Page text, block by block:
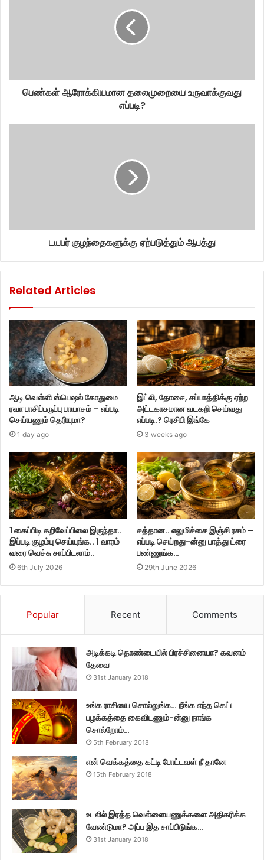
பெண்கள் ஆரோக்கியமான தலைமுறையை உருவாக்குவது
எப்படி?
டயபர் குழந்தைகளுக்கு ஏற்படுத்தும் ஆபத்து
Related Articles
ஆடி வெள்ளி ஸ்பெஷல் கோதுமை
ரவா பாசிப்பருப்பு பாயாசம் – எப்படி
செய்யணும் தெரியுமா?
1 day ago
இட்லி, தோசை, சப்பாத்திக்கு ஏற்ற
அட்டகாசமான வடகறி செய்வது
எப்படி.? ரெசிபி இங்கே
3 weeks ago
1 கைப்பிடி கறிவேப்பிலை இருந்தா..
இப்படி குழம்பு செய்யுங்க.. 1 வாரம்
வரை வெச்சு சாப்பிடலாம்..
6th July 2026
சத்தான.. எலுமிச்சை இஞ்சி ரசம் –
எப்படி செய்றது-ன்னு பாத்து ட்ரை
பண்ணுங்க…
29th June 2026
Popular Recent Comments
அடிக்கடி தொண்டையில் பிரச்சினையா? கவனம்
தேவை
31st January 2018
உங்க ராசியை சொல்லுங்க… நீங்க எந்த கெட்ட
பழக்கத்தை கைவிடணும்-ன்னு நாங்க
சொல்றோம்…
5th February 2018
என் வெக்கத்தை கட்டி போட்டவள் நீ தானே
15th February 2018
உடலில் இரத்த வெள்ளையணுக்களை அதிகரிக்க
வேண்டுமா? அப்ப இத சாப்பிடுங்க…
31st January 2018